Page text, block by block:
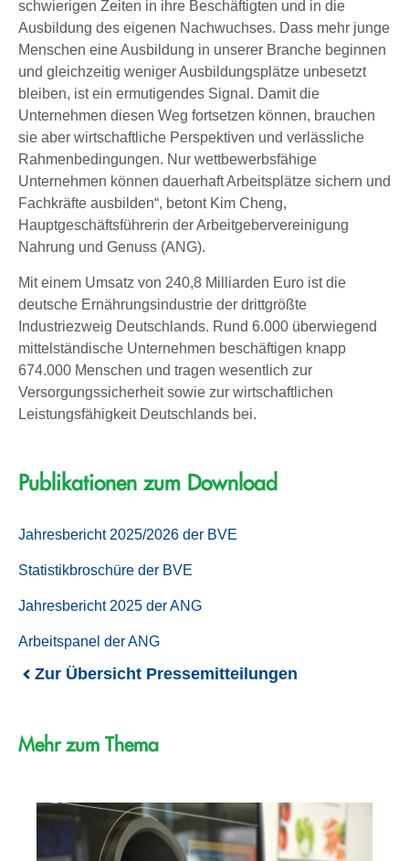
schwierigen Zeiten in ihre Beschäftigten und in die
Ausbildung des eigenen Nachwuchses. Dass mehr junge
Menschen eine Ausbildung in unserer Branche beginnen
und gleichzeitig weniger Ausbildungsplätze unbesetzt
bleiben, ist ein ermutigendes Signal. Damit die
Unternehmen diesen Weg fortsetzen können, brauchen
sie aber wirtschaftliche Perspektiven und verlässliche
Rahmenbedingungen. Nur wettbewerbsfähige
Unternehmen können dauerhaft Arbeitsplätze sichern und
Fachkräfte ausbilden“, betont Kim Cheng,
Hauptgeschäftsführerin der Arbeitgebervereinigung
Nahrung und Genuss (ANG).
Mit einem Umsatz von 240,8 Milliarden Euro ist die
deutsche Ernährungsindustrie der drittgrößte
Industriezweig Deutschlands. Rund 6.000 überwiegend
mittelständische Unternehmen beschäftigen knapp
674.000 Menschen und tragen wesentlich zur
Versorgungssicherheit sowie zur wirtschaftlichen
Leistungsfähigkeit Deutschlands bei.
Publikationen zum Download
Jahresbericht 2025/2026 der BVE
Statistikbroschüre der BVE
Jahresbericht 2025 der ANG
Arbeitspanel der ANG
Zur Übersicht Pressemitteilungen
Mehr zum Thema